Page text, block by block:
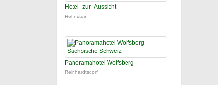
Hotel_zur_Aussicht
Hohnstein
Panoramahotel Wolfsberg
Reinhardtsdorf